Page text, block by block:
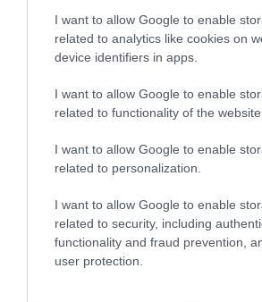
I want to allow Google to enable
related to analytics like cookies on
device identifiers in apps.
I want to allow Google to enable
related to functionality of the website
I want to allow Google to enable
related to personalization.
I want to allow Google to enable
related to security, including
functionality and fraud prevention,
user protection.